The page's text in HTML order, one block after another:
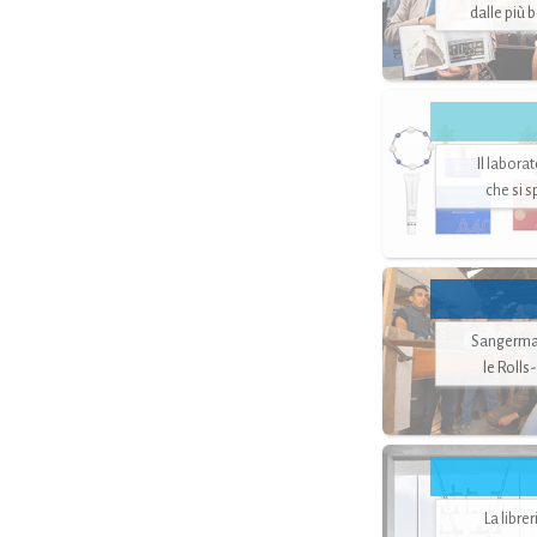
dalle più
Il
che si
le
La